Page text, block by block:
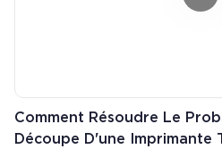
Comment Résoudre Le
Découpe D'une Imprimante